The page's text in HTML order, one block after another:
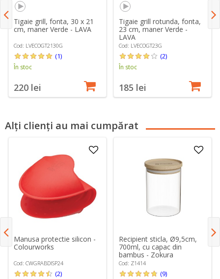
Tigaie grill, fonta, 30 x 21
cm, maner Verde - LAVA
Cod: LVECOGT2130G
(1)
În stoc
220 lei
Tigaie grill rotunda, fonta,
23 cm, maner Verde -
LAVA
Cod: LVECOGT23G
(2)
În stoc
185 lei
Alți clienți au mai cumpărat
Manusa protectie silicon -
Colourworks
Cod: CWGRABDISP24
(2)
Recipient sticla, Ø9,5cm,
700ml, cu capac din
bambus - Zokura
Cod: Z1414
(9)